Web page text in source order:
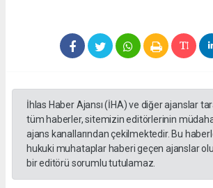
İhlas Haber Ajansı (İHA) ve diğer ajanslar
tüm haberler, sitemizin editörlerinin
ajans kanallarından çekilmektedir. Bu
hukuki muhataplar haberi geçen ajanslar
bir editörü sorumlu tutulamaz.